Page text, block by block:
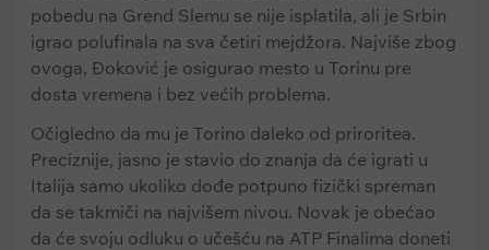
pobedu na Grend Slemu se nije isplatila, ali je Srbin
igrao polufinala na sva četiri mejdžora. Najviše zbog
ovoga, Đoković je osigurao mesto u Torinu pre
dosta vremena i bez većih problema.
Očigledno da mu je Torino daleko od priroritea.
Preciznije, jasno je stavio do znanja da će igrati u
Italija samo ukoliko dođe potpuno fizički spreman
da se takmiči na najvišem nivou. Novak je obećao
da će svoju odluku o učešću na ATP Finalima doneti